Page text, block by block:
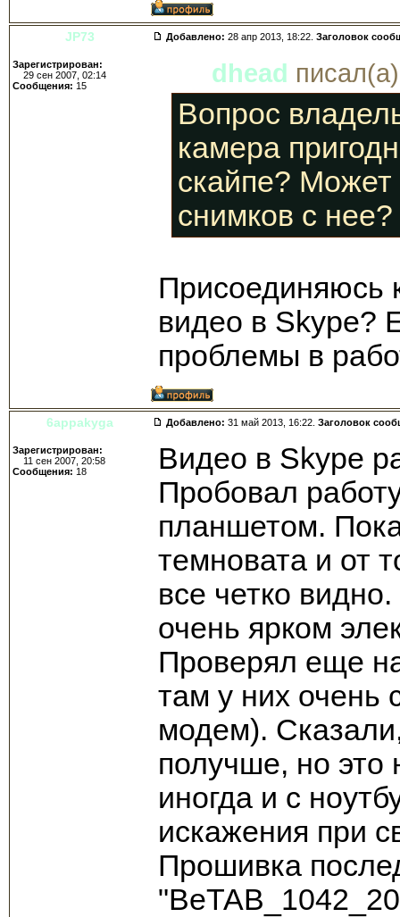
JP73 Добавлено: 28 апр 2013, 18:22. Заголовок
Зарегистрирован:
29 сен 2007, 02:14
Сообщения: 15 dhead
Вопрос
камера
скайпе? Может
снимков с нее?
Присоединяюсь
видео в Skype?
проблемы в
6appakyga Добавлено: 31 май 2013, 16:22. Заголовок
Зарегистрирован:
11 сен 2007, 20:58
Сообщения: 18
Видео в Skype
Пробовал
планшетом.
темновата и от
все четко
очень ярком
Проверял еще
там у них очень
модем).
получше, но это
иногда и с
искажения при
Прошивка